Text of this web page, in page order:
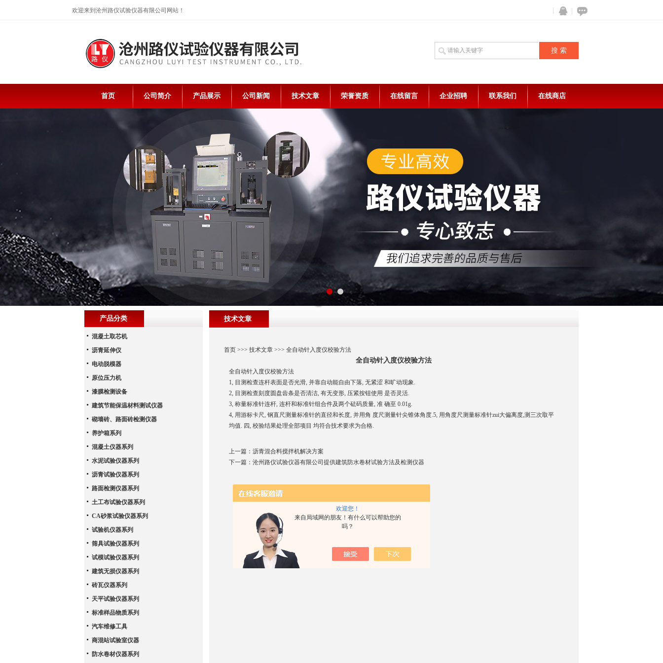
欢迎您！
来自局域网的朋友！有什么可以帮助您的
吗？
欢迎来到沧州路仪试验仪器有限公司网站！
在线咨
QQ
首页 公司简介 产品展示 公司新闻 技术文章 荣誉资质 在线留言 企业招聘 联系我们 在线商店
技术文章
首页>>> 技术文章>>> 全自动针入度仪校验方法
全自动针入度仪校验方法
全自动针入度仪校验方法
1, 目测检查连杆表面是否光滑, 并靠自动能自由下落, 无紧涩 和旷动现象.
2, 目测检查刻度圆盘齿条是否清洁, 有无变形, 压紧按钮使用 是否灵活.
3, 称量标准针连杆, 连杆和标准针组合件及两个砝码质量, 准 确至 0.01g.
4, 用游标卡尺, 钢直尺测量标准针的直径和长度, 并用角 度尺测量针尖锥体角度.5, 用角度尺测量标准针zui大偏离度,测三次取平
均值. 四, 校验结果处理全部项目 均符合技术要求为合格.
上一篇： 沥青混合料搅拌机解决方案
下一篇： 沧州路仪试验仪器有限公司提供建筑防水卷材试验方法及检测仪器
产品分类
混凝土取芯机
沥青延伸仪
电动脱模器
原位压力机
漆膜检测设备
建筑节能保温材料测试仪器
砌墙砖、路面砖检测仪器
养护箱系列
混凝土仪器系列
水泥试验仪器系列
沥青试验仪器系列
路面检测仪器系列
土工布试验仪器系列
CA砂浆试验仪器系列
试验机仪器系列
筛具试验仪器系列
试模试验仪器系列
建筑无损仪器系列
砖瓦仪器系列
天平试验仪器系列
标准样品物质系列
汽车维修工具
商混站试验室仪器
防水卷材仪器系列